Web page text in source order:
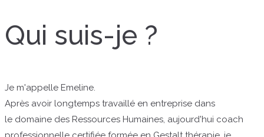
Qui suis-je ?
Je m'appelle Emeline.
Après avoir longtemps travaillé en entreprise dans
le domaine des Ressources Humaines, aujourd'hui coach